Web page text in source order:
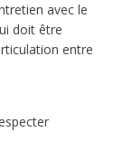
avec le
doit être
entre